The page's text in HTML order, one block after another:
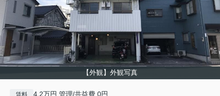
【外観】外観写真
4.2万円 管理/共益費 0円